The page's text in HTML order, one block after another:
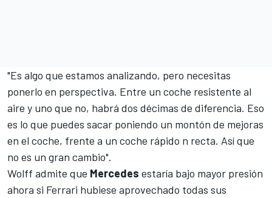
"Es algo que estamos analizando, pero necesitas
ponerlo en perspectiva. Entre un coche resistente al
aire y uno que no, habrá dos décimas de diferencia. Eso
es lo que puedes sacar poniendo un montón de mejoras
en el coche, frente a un coche rápido n recta. Así que
no es un gran cambio".
Wolff admite que Mercedes estaría bajo mayor presión
ahora si Ferrari hubiese aprovechado todas sus